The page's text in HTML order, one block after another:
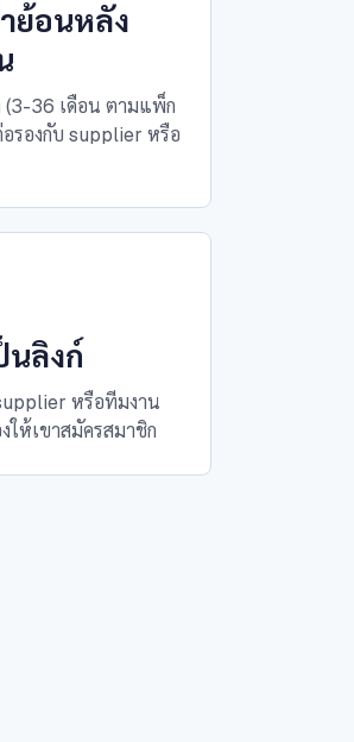
ย้อนหลัง
(3-36 เดือน ตามแพ็ก
รองกับ supplier หรือ
นลิงก์
หรือทีมงาน
ห้เขาสมัครสมาชิก